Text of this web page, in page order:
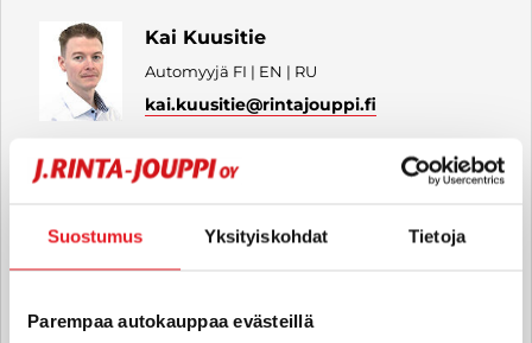
Suostumus Yksityiskohdat Tietoja
Parempaa autokauppaa evästeillä
Kai Kuusitie
Automyyjä FI | EN | RU
kai.kuusitie@rintajouppi.fi
040 711 6187
Samuel Riikonen
samuel.riikonen@rintajouppi.fi